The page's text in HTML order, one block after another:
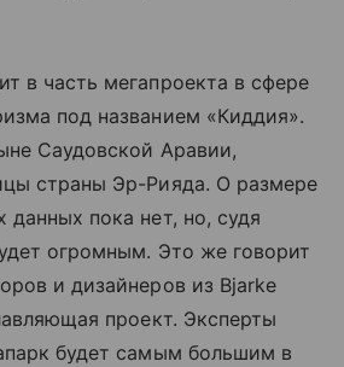
в часть мегапроекта в сфере
под названием «Киддия».
Саудовской Аравии,
страны Эр-Рияда. О размере
данных пока нет, но, судя
огромным. Это же говорит
и дизайнеров из Bjarke
проект. Эксперты
будет самым большим в